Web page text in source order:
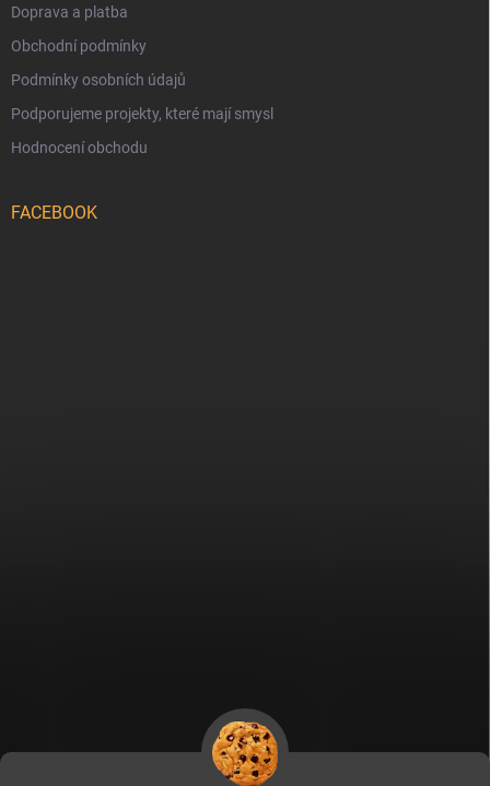
Doprava a platba
Obchodní podmínky
Podmínky osobních údajů
Podporujeme projekty, které mají smysl
Hodnocení obchodu
FACEBOOK
Fitami.sk Fitami.hu